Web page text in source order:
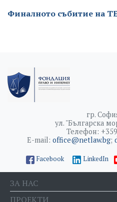
Финалното събитие на
гр.
ул. "Българска
Телефон:
E-mail: office@netlaw.bg;
Facebook LinkedIn
ЗА НАС
ПРОЕКТИ